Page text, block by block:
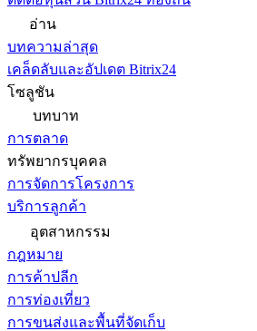
อ่าน
บทความล่าสุด
เคล็ดลับและอัปเดต Bitrix24
โซลูชัน
บทบาท
การตลาด
ทรัพยากรบุคคล
การจัดการโครงการ
บริการลูกค้า
อุตสาหกรรม
กฎหมาย
การค้าปลีก
การท่องเที่ยว
การขนส่งและพื้นที่จัดเก็บ